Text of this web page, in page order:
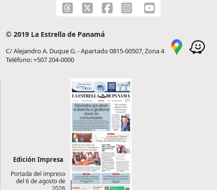
© 2019 La Estrella de Panamá
C/ Alejandro A. Duque G. - Apartado 0815-00507, Zona 4
Teléfono: +507 204-0000
Edición Impresa
Portada del impreso
del 6 de agosto de
2026